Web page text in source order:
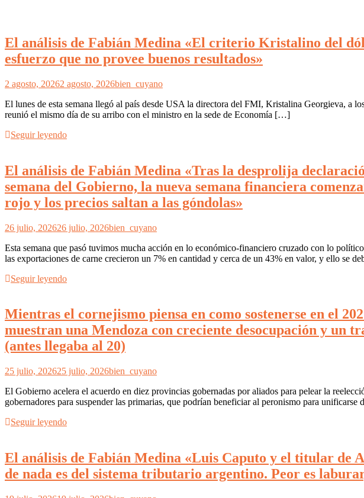
El análisis de Fabián Medina «El criterio Kristalino del
esfuerzo que no provee buenos resultados»
2 agosto, 20262 agosto, 2026bien_cuyano
El lunes de esta semana llegó al país desde USA la directora del FMI, Kristalina Georgieva, a
reunió el mismo día de su arribo con el ministro en la sede de Economía […]
Seguir leyendo
El análisis de Fabián Medina «Tras la desprolija
semana del Gobierno, la nueva semana financiera
rojo y los precios saltan a las góndolas»
26 julio, 202626 julio, 2026bien_cuyano
Esta semana que pasó tuvimos mucha acción en lo económico-financiero cruzado con lo
las exportaciones de carne crecieron un 7% en cantidad y cerca de un 43% en valor, y ello se
Seguir leyendo
Mientras el cornejismo piensa en como sostenerse en el
muestran una Mendoza con creciente desocupación y un
(antes llegaba al 20)
25 julio, 202625 julio, 2026bien_cuyano
El Gobierno acelera el acuerdo en diez provincias gobernadas por aliados para pelear la
gobernadores para suspender las primarias, que podrían beneficiar al peronismo para
Seguir leyendo
El análisis de Fabián Medina «Luis Caputo y el titular de
de nada es del sistema tributario argentino. Peor es